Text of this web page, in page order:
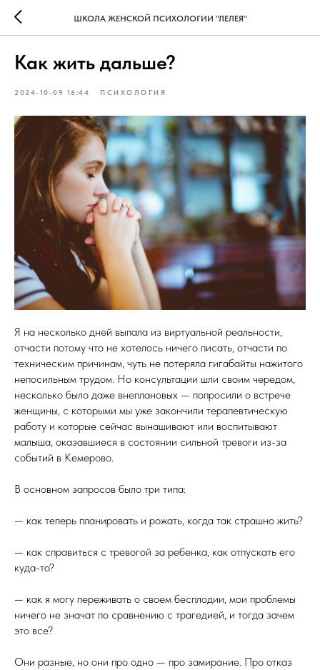
ШКОЛА ЖЕНСКОЙ ПСИХОЛОГИИ "ЛЕЛЕЯ"
Как жить дальше?
2024-10-09 16:44 ПСИХОЛОГИЯ
Я на несколько дней выпала из виртуальной реальности,
отчасти потому что не хотелось ничего писать, отчасти по
техническим причинам, чуть не потеряла гигабайты нажитого
непосильным трудом. Но консультации шли своим чередом,
несколько было даже внеплановых — попросили о встрече
женщины, с которыми мы уже закончили терапевтическую
работу и которые сейчас вынашивают или воспитывают
малыша, оказавшиеся в состоянии сильной тревоги из-за
событий в Кемерово.
В основном запросов было три типа:
— как теперь планировать и рожать, когда так страшно жить?
— как справиться с тревогой за ребенка, как отпускать его
куда-то?
— как я могу переживать о своем бесплодии, мои проблемы
ничего не значат по сравнению с трагедией, и тогда зачем
это все?
Они разные, но они про одно — про замирание. Про отказ